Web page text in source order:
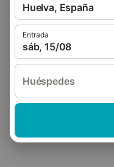
Huelva, España
Entrada
sáb, 15/08
Huéspedes